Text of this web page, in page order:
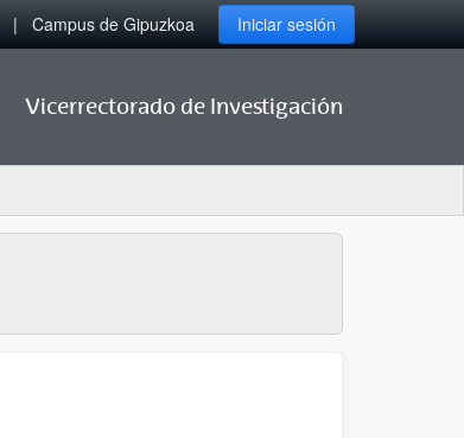
Campus de Gipuzkoa Iniciar sesión
Vicerrectorado de Investigación